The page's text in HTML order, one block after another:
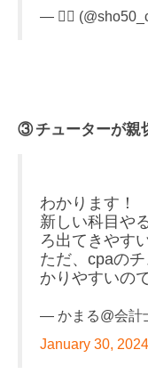
— 🧑‍⚖️
③ チューターが親
わかります！
新しい科目や
ろ出てきやす
ただ、cpaの
かりやすいの
— かまる@会計
January 30, 2024